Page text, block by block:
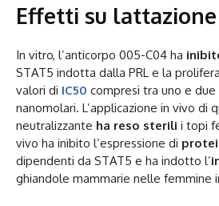
Effetti su
In vitro, l’anticorpo 005-C04 ha
STAT5 indotta dalla PRL e la
valori di IC50 compresi tra uno e due
nanomolari. L’applicazione in vivo di
neutralizzante ha reso sterili i topi
vivo ha inibito l’espressione di
dipendenti da STAT5 e ha indotto l’
ghiandole mammarie nelle femmine